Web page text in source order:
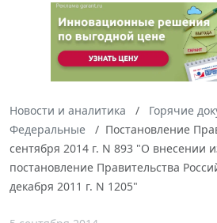
Новости и аналитика
Горячие
Федеральные
Постановление
сентября 2014 г. N 893 "О внесении
постановление Правительства
декабря 2011 г. N 1205"